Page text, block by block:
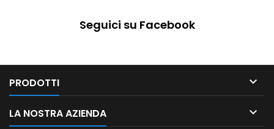
Seguici su Facebook
PRODOTTI 
LA NOSTRA AZIENDA 